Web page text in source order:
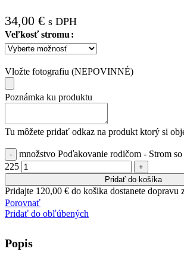
34,00 € s DPH
Veľkosť stromu
Vložte fotografiu (NEPOVINNÉ)
Poznámka ku produktu
Tu môžete pridať odkaz na produkt ktorý si
množstvo Poďakovanie rodičom - Strom
225
Pridať do košíka
Pridajte 120,00 € do košika dostanete dopravu
Porovnať
Pridať do obľúbených
Popis